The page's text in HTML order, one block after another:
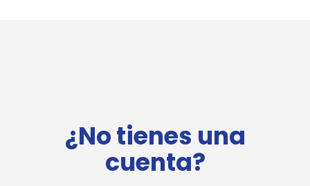
¿No tienes una
cuenta?